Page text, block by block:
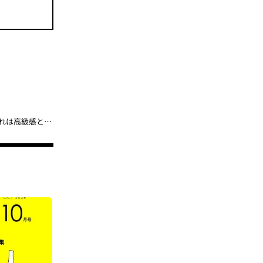
「ストリートで大人気のニードルズが雑誌付録に！」パピヨン柄ポーチが初登場！これは高級感と使いやすさが両立した名品だ【smart6月号付録】